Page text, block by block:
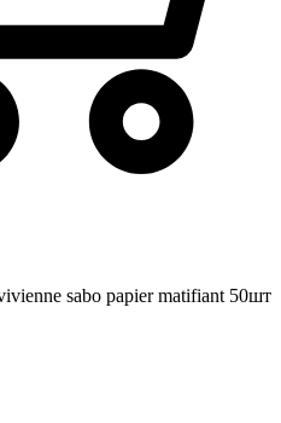
sabo papier matifiant 50шт